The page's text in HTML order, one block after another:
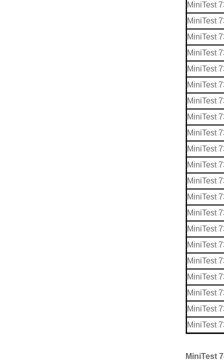
MiniTest
MiniTest
MiniTest
MiniTest
MiniTest
MiniTest
MiniTest
MiniTest
MiniTest
MiniTest
MiniTest
MiniTest
MiniTest
MiniTest
MiniTest
MiniTest
MiniTest
MiniTest
MiniTest
MiniTest
MiniTest
MiniTest